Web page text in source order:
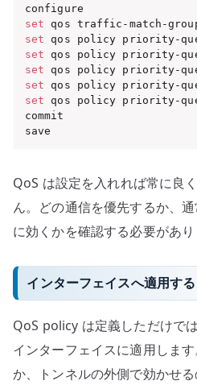
set qos traffic-match-
set qos policy priority-
set qos policy priority-
set qos policy priority-
set qos policy priority-
set qos policy priority-
commit
save
QoS は設定を入れれば常に良
ん。どの通信を優先するか、
に効くかを確認する必要があり
インターフェイスへ適用する
QoS policy は定義しただけで
インターフェイスに適用しま
か、トンネルの外側で効かせ